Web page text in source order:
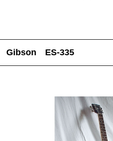
Gibson ES-335